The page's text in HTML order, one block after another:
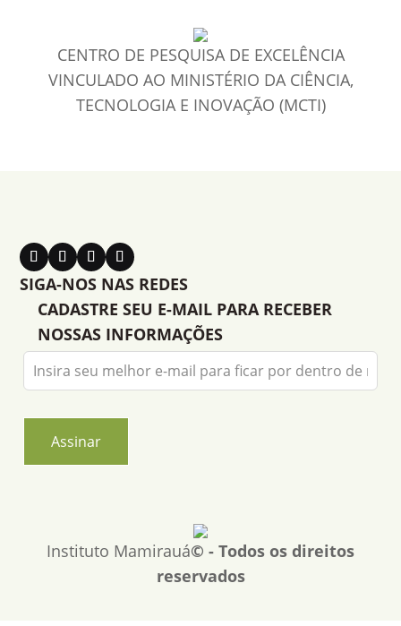
CENTRO DE PESQUISA DE EXCELÊNCIA
VINCULADO AO MINISTÉRIO DA CIÊNCIA,
TECNOLOGIA E INOVAÇÃO (MCTI)
SIGA-NOS NAS REDES
CADASTRE SEU E-MAIL PARA RECEBER
NOSSAS INFORMAÇÕES
Leave
this
blank
Assinar
Instituto Mamirauá© - Todos os direitos
reservados